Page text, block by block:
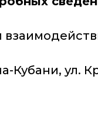
Кубани,